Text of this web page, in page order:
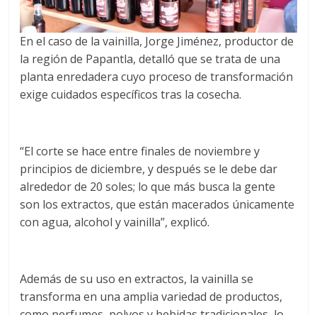
En el caso de la vainilla, Jorge Jiménez, productor de
la región de Papantla, detalló que se trata de una
planta enredadera cuyo proceso de transformación
exige cuidados específicos tras la cosecha.
“El corte se hace entre finales de noviembre y
principios de diciembre, y después se le debe dar
alrededor de 20 soles; lo que más busca la gente
son los extractos, que están macerados únicamente
con agua, alcohol y vainilla”, explicó.
Además de su uso en extractos, la vainilla se
transforma en una amplia variedad de productos,